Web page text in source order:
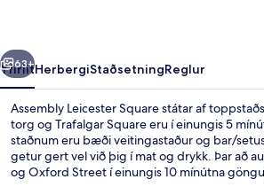
Næsta
63+
YfirlitHerbergiStaðsetningReglur
Assembly Leicester Square státar af
torg og Trafalgar Square eru í einungis 5
staðnum eru bæði veitingastaður og bar/
getur gert vel við þig í mat og drykk. Þar að
og Oxford Street í einungis 10 mínútna